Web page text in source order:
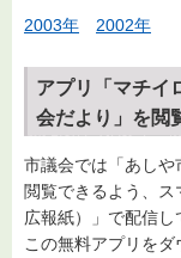
2003年 2002年
アプリ「マチイ
会だより」を閲
市議会では「あし
閲覧できるよう、
広報紙）」で配信し
この無料アプリを